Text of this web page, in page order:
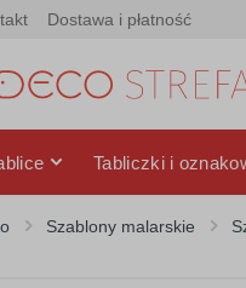
Dostawa i płatność
Tabliczki i
Szablony malarskie